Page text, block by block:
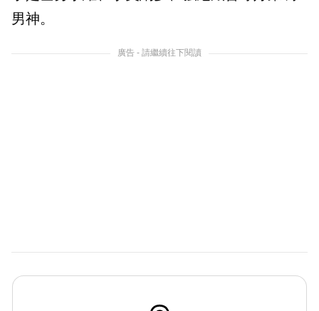
男神。
廣告 - 請繼續往下閱讀